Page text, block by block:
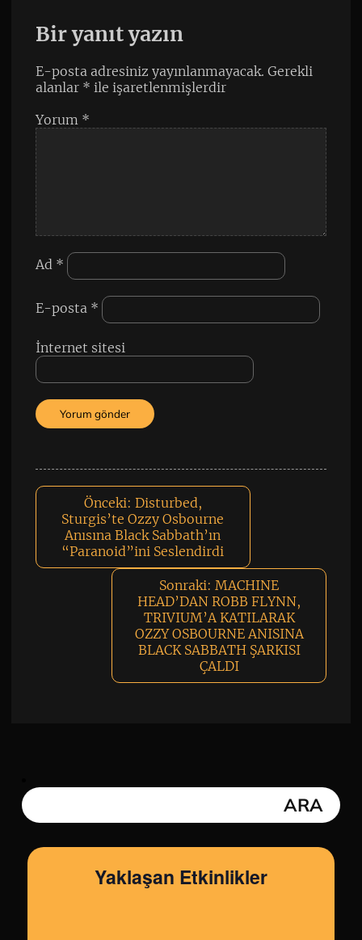
Bir yanıt yazın
E-posta adresiniz yayınlanmayacak. Gerekli
alanlar * ile işaretlenmişlerdir
Yorum *
Ad *
E-posta *
İnternet sitesi
Önceki: Disturbed,
Sturgis’te Ozzy Osbourne
Anısına Black Sabbath’ın
“Paranoid”ini Seslendirdi
Sonraki: MACHINE
HEAD’DAN ROBB FLYNN,
TRIVIUM’A KATILARAK
OZZY OSBOURNE ANISINA
BLACK SABBATH ŞARKISI
ÇALDI
Yaklaşan Etkinlikler